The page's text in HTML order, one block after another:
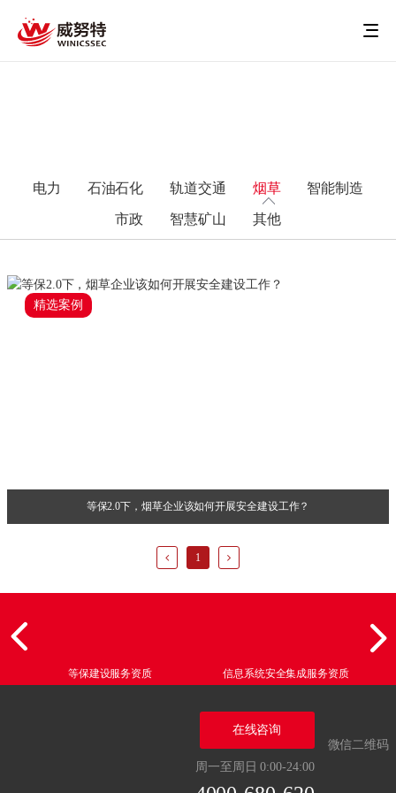
电力 石油石化 轨道交通 烟草 智能制造
市政 智慧矿山 其他
精选案例
等保2.0下，烟草企业该如何开展安全建设工作？
1
等保建设服务资质 信息系统安全集成服务资质
微信二维码
在线咨询
周一至周日 0:00-24:00